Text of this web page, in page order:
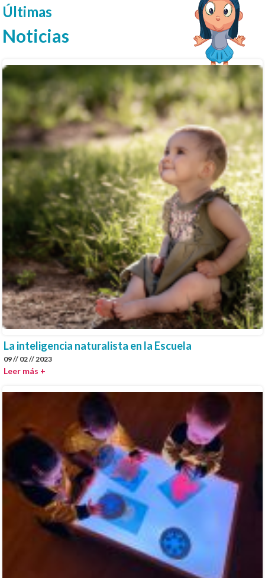
Últimas
Noticias
La inteligencia naturalista en la Escuela
09 // 02 // 2023
Leer más +